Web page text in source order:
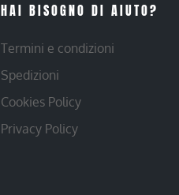
HAI BISOGNO DI AIUTO?
Termini e condizioni
Spedizioni
Cookies Policy
Privacy Policy